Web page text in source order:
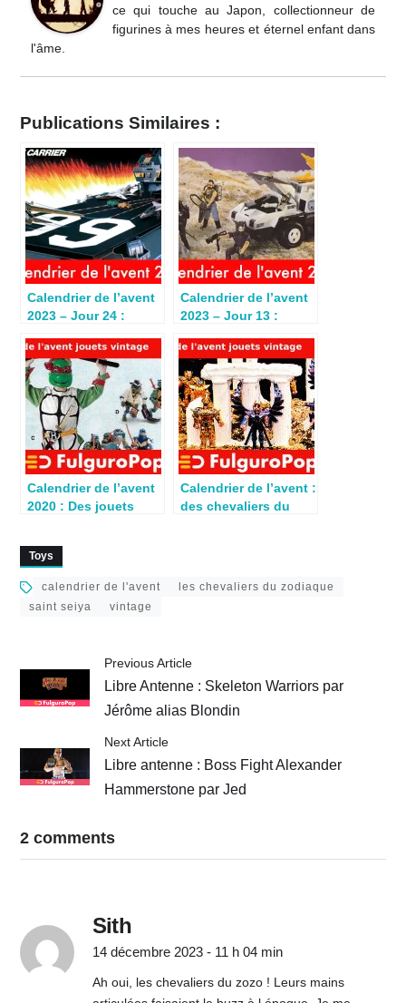
ce qui touche au Japon, collectionneur de
figurines à mes heures et éternel enfant dans
l'âme.
Publications Similaires :
Calendrier de l’avent
2023 – Jour 24 :
(1987)
Calendrier de l’avent
2023 – Jour 13 :
(1987)
Calendrier de l’avent
2020 : Des jouets
Noël 1991
Calendrier de l’avent :
des chevaliers du
Toys
calendrier de l'avent
les chevaliers du zodiaque
saint seiya
vintage
Previous Article
Libre Antenne : Skeleton Warriors par
Jérôme alias Blondin
Next Article
Libre antenne : Boss Fight Alexander
Hammerstone par Jed
2 comments
Sith
14 décembre 2023 - 11 h 04 min
Ah oui, les chevaliers du zozo ! Leurs mains